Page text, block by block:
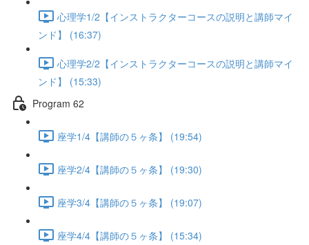
心理学1/2【インストラクターコースの説明と講師マイ
ンド】 (16:37)
心理学2/2【インストラクターコースの説明と講師マイ
ンド】 (15:33)
Program 62
座学1/4【講師の５ヶ条】 (19:54)
座学2/4【講師の５ヶ条】 (19:30)
座学3/4【講師の５ヶ条】 (19:07)
座学4/4【講師の５ヶ条】 (15:34)